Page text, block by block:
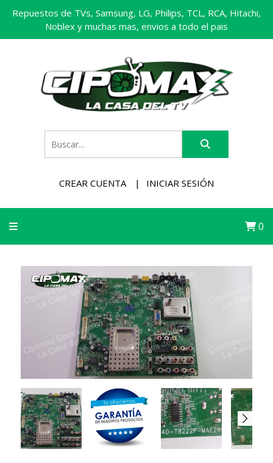
Repuestos de TVs, Samsung, LG, Philips, TCL, RCA, Hitachi,
Noblex y muchas mas, envios a todo el pais
CREAR CUENTA INICIAR SESIÓN
0